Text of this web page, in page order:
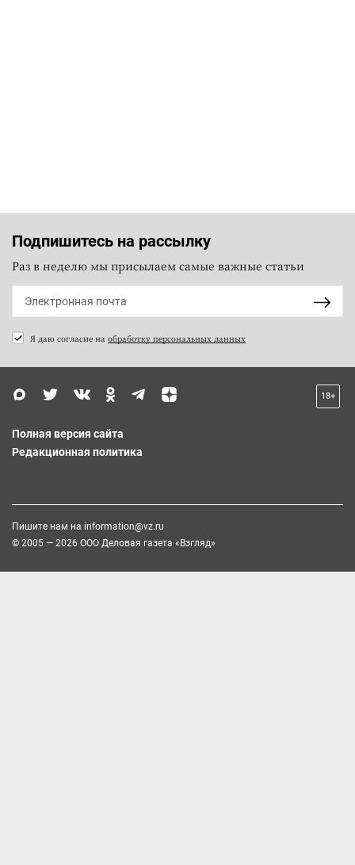
Подпишитесь на рассылку
Раз в неделю мы присылаем самые важные статьи
Я даю согласие на обработку персональных данных
18+
Полная версия сайта
Редакционная политика
Пишите нам на information@vz.ru
© 2005 — 2026 ООО Деловая газета «Взгляд»